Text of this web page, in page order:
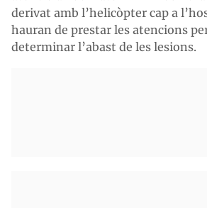
derivat amb l’helicòpter cap a
hauran de prestar les atencions
determinar l’abast de les lesions.